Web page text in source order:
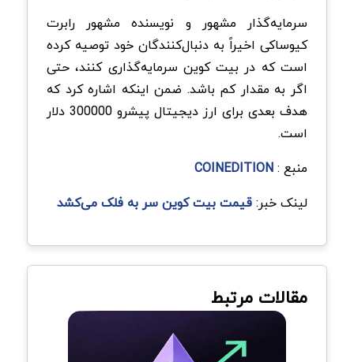
سرمایه‌گذار مشهور و نویسنده مشهور رابرت
کیوساکی اخیراً به دنبال‌کنندگان خود توصیه کرده
است که در بیت کوین سرمایه‌گذاری کنند، حتی
اگر به مقدار کم باشد. ضمن اینکه اشاره کرد که
هدف بعدی برای ارز دیجیتال پیشرو 300000 دلار
است.
منبع :COINEDITION
لینک خبر:قیمت بیت کوین سر به فلک می‌کشد
مقالات مرتبط